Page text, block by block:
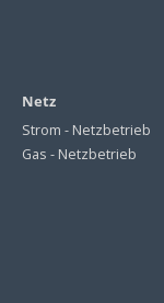
Netz
Strom - Netzbetrieb
Gas - Netzbetrieb